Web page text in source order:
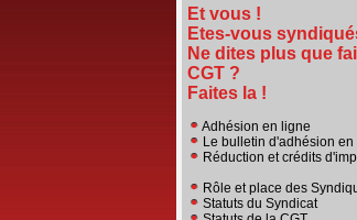
Et vous !
Etes-vous
Ne dites plus que
CGT ?
Faites la !
Adhésion en ligne
Le bulletin d'adhésion en
Réduction et crédits
Rôle et place des
Statuts du Syndicat